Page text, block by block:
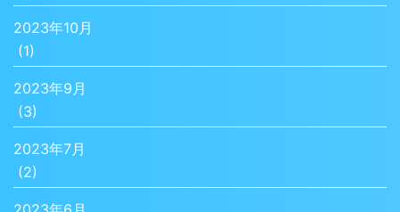
2023年10月
(1)
2023年9月
(3)
2023年7月
(2)